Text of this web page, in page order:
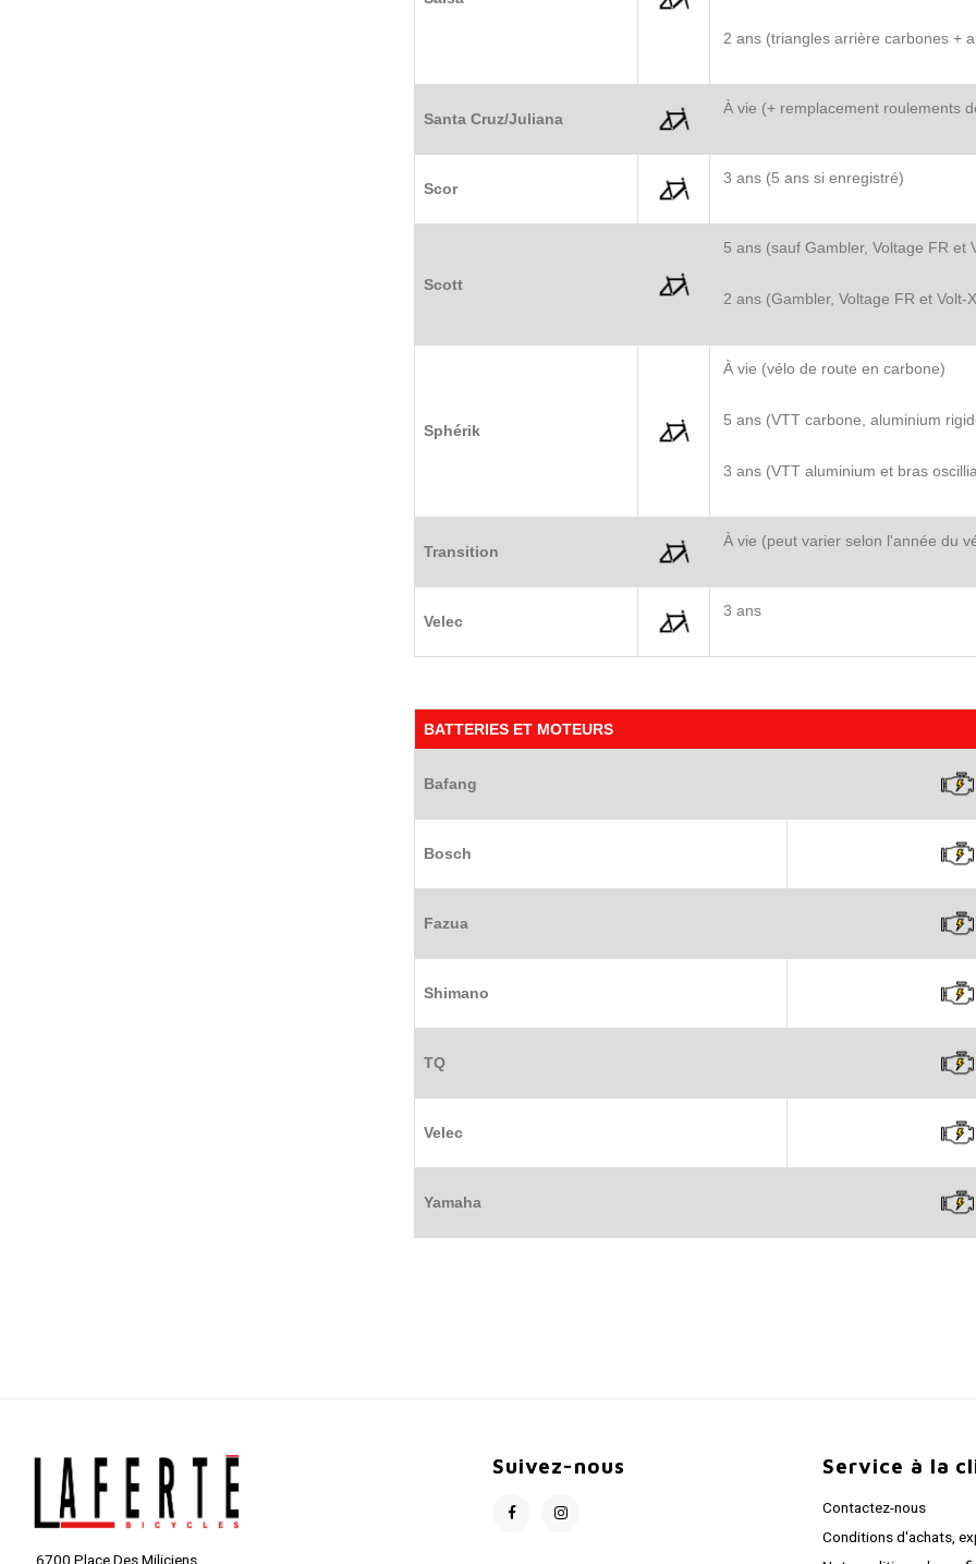
2 ans (triangles arrière carbones +
Santa Cruz/Juliana
À vie (+ remplacement roulements
Scor
3 ans (5 ans si enregistré)
Scott
5 ans (sauf Gambler, Voltage FR et
2 ans (Gambler, Voltage FR et Volt-
Sphérik
À vie (vélo de route en carbone)
5 ans (VTT carbone, aluminium
3 ans (VTT aluminium et bras
Transition
À vie (peut varier selon l'année du
Velec
3 ans
BATTERIES ET MOTEURS
Bafang
Bosch
Fazua
Shimano
TQ
Velec
Yamaha
Suivez-nous Service à la
Contactez-nous
Conditions d'achats,